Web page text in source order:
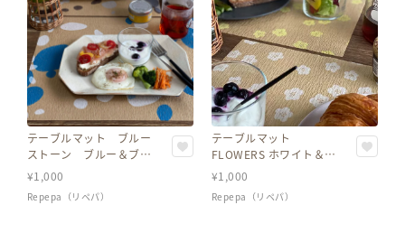
テーブルマット ブルー
ストーン ブルー＆ブラ
ウン（35cm×45cm）8
枚入り【再生紙雑貨】
¥1,000
Repepa（リペパ）
テーブルマット
FLOWERS ホワイト＆イ
エロー（35cm×45cm）
8枚入り【再生紙雑貨】
¥1,000
Repepa（リペパ）